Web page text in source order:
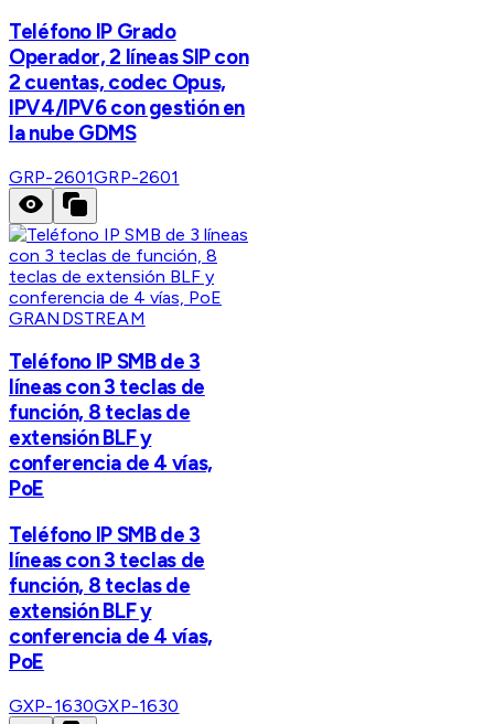
Teléfono IP Grado
Operador, 2 líneas SIP con
2 cuentas, codec Opus,
IPV4/IPV6 con gestión en
la nube GDMS
GRP-2601GRP-2601
GRANDSTREAM
Teléfono IP SMB de 3
líneas con 3 teclas de
función, 8 teclas de
extensión BLF y
conferencia de 4 vías,
PoE
Teléfono IP SMB de 3
líneas con 3 teclas de
función, 8 teclas de
extensión BLF y
conferencia de 4 vías,
PoE
GXP-1630GXP-1630